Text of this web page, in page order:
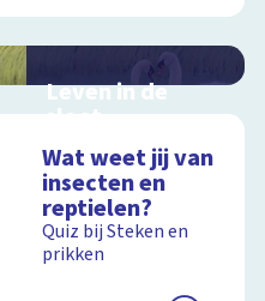
Leven in de
sloot
schoolplaat over het
slootleven
Wat weet jij van
insecten en
reptielen?
Quiz bij Steken en
prikken